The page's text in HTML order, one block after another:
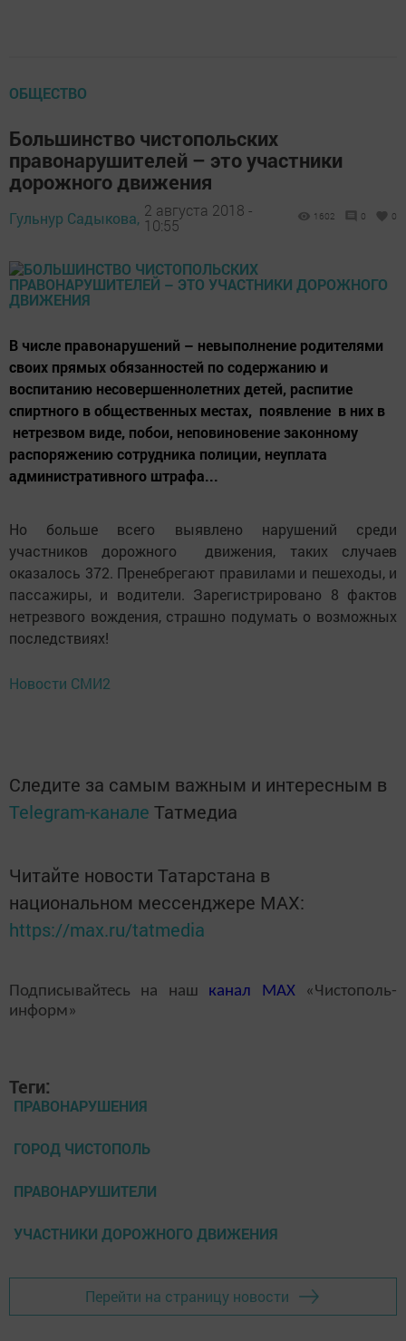
ОБЩЕСТВО
Большинство чистопольских
правонарушителей – это участники
дорожного движения
Гульнур Садыкова, 2 августа 2018 -
10:55
1602 0 0
В числе правонарушений – невыполнение родителями
своих прямых обязанностей по содержанию и
воспитанию несовершеннолетних детей, распитие
спиртного в общественных местах, появление в них в
нетрезвом виде, побои, неповиновение законному
распоряжению сотрудника полиции, неуплата
административного штрафа...
Но больше всего выявлено нарушений среди
участников дорожного движения, таких случаев
оказалось 372. Пренебрегают правилами и пешеходы, и
пассажиры, и водители. Зарегистрировано 8 фактов
нетрезвого вождения, страшно подумать о возможных
последствиях!
Новости СМИ2
Следите за самым важным и интересным в
Telegram-канале Татмедиа
Читайте новости Татарстана в
национальном мессенджере MАХ:
https://max.ru/tatmedia
Подписывайтесь на наш канал MAX«Чистополь-
информ»
Теги:
ПРАВОНАРУШЕНИЯ
ГОРОД ЧИСТОПОЛЬ
ПРАВОНАРУШИТЕЛИ
УЧАСТНИКИ ДОРОЖНОГО ДВИЖЕНИЯ
Перейти на страницу новости